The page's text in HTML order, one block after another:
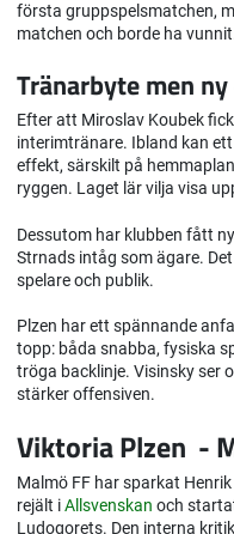
första gruppspelsmatchen,
matchen och borde ha
Tränarbyte men
Efter att Miroslav Koubek
interimtränare. Ibland kan
effekt, särskilt på
ryggen. Laget lär vilja visa
Dessutom har klubben fått
Strnads intåg som ägare.
spelare och publik.
Plzen har ett spännande
topp: båda snabba, fysiska
tröga backlinje. Visinsky ser
stärker offensiven.
Viktoria Plzen -
Malmö FF har sparkat
rejält iAllsvenskan och
Ludogorets. Den interna